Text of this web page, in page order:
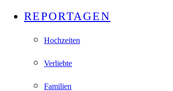
REPORTAGEN
Hochzeiten
Verliebte
Familien